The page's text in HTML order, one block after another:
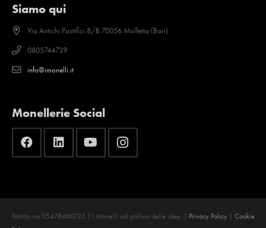
Siamo qui
Via Antichi Pastifici 8/B 70056 Molfetta (Bari)
0805744739
info@imonelli.it
Monellerie Social
Partita iva 05478400723 | I Monelli col pallino delle idee. Privacy Policy
Cookie